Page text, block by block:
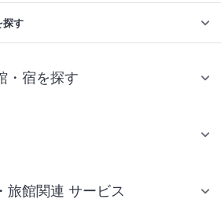
探す
・宿を探す
旅館関連 サービス